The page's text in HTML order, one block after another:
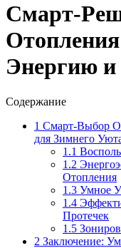
Смарт-
Энергию и
Содержание
1 Смарт-Выбор
для Зимнего
1.1
1.2
Отопления
1.3 Умное
1.4
Протечек
1.5
2 Заключение: